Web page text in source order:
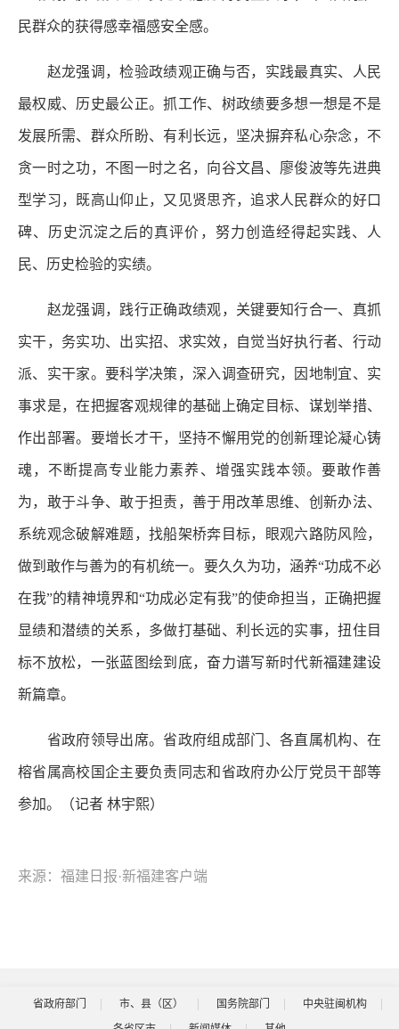
民群众的获得感幸福感安全感。
赵龙强调，检验政绩观正确与否，实践最真实、人民
最权威、历史最公正。抓工作、树政绩要多想一想是不是
发展所需、群众所盼、有利长远，坚决摒弃私心杂念，不
贪一时之功，不图一时之名，向谷文昌、廖俊波等先进典
型学习，既高山仰止，又见贤思齐，追求人民群众的好口
碑、历史沉淀之后的真评价，努力创造经得起实践、人
民、历史检验的实绩。
赵龙强调，践行正确政绩观，关键要知行合一、真抓
实干，务实功、出实招、求实效，自觉当好执行者、行动
派、实干家。要科学决策，深入调查研究，因地制宜、实
事求是，在把握客观规律的基础上确定目标、谋划举措、
作出部署。要增长才干，坚持不懈用党的创新理论凝心铸
魂，不断提高专业能力素养、增强实践本领。要敢作善
为，敢于斗争、敢于担责，善于用改革思维、创新办法、
系统观念破解难题，找船架桥奔目标，眼观六路防风险，
做到敢作与善为的有机统一。要久久为功，涵养“功成不必
在我”的精神境界和“功成必定有我”的使命担当，正确把握
显绩和潜绩的关系，多做打基础、利长远的实事，扭住目
标不放松，一张蓝图绘到底，奋力谱写新时代新福建建设
新篇章。
省政府领导出席。省政府组成部门、各直属机构、在
榕省属高校国企主要负责同志和省政府办公厅党员干部等
参加。（记者 林宇熙）
来源：福建日报·新福建客户端
省政府部门 市、县（区） 国务院部门
中央驻闽机构